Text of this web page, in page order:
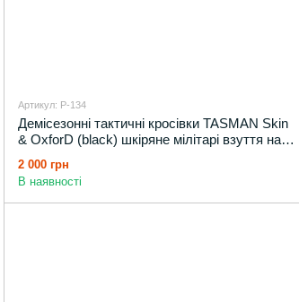
Артикул: P-134
Демісезонні тактичні кросівки TASMAN Skin
& OxforD (black) шкіряне мілітарі взуття на
2 000 грн
В наявності